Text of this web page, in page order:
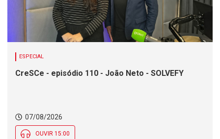
ESPECIAL
CreSCe - episódio 110 - João Neto - SOLVEFY
07/08/2026
OUVIR 15:00